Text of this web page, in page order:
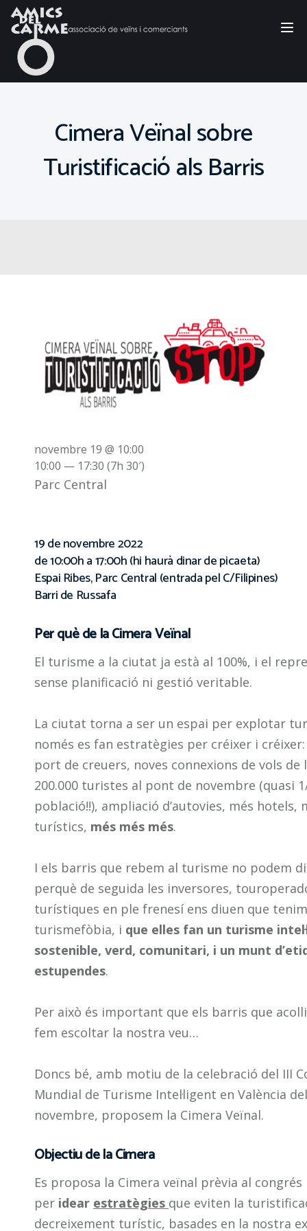
Cimera Veïnal sobre
Turistificació als Barris
19 de novembre 2022
de 10:00h a 17:00h (hi haurà dinar de picaeta)
Espai Ribes, Parc Central (entrada pel C/Filipines)
Barri de Russafa
Per què de la Cimera Veïnal
El turisme a la ciutat ja està al 100%, i el
sense planificació ni gestió veritable.
La ciutat torna a ser un espai per explotar
només es fan estratègies per créixer i
port de creuers, noves connexions de vols de
200.000 turistes al pont de novembre (quasi
població!!), ampliació d’autovies, més hotels,
turístics, més més més.
I els barris que rebem al turisme no podem
perquè de seguida les inversores,
turístiques en ple frenesí ens diuen que tenim
turismefòbia, i que elles fan un turisme
sostenible, verd, comunitari, i un munt
estupendes.
Per això és important que els barris que
fem escoltar la nostra veu…
Doncs bé, amb motiu de la celebració del III
Mundial de Turisme Intel·ligent en València
novembre, proposem la Cimera Veïnal.
Objectiu de la Cimera
Es proposa la Cimera veïnal prèvia al
per idear estratègies que eviten la
decreixement turístic, basades en la nostra
novembre 19 @ 10:00
10:00 — 17:30 (7h 30′)
Parc Central